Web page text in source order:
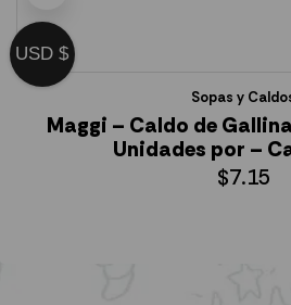
Sopas y
Maggi – Caldo de
Unidades por –
$7.15
USD $